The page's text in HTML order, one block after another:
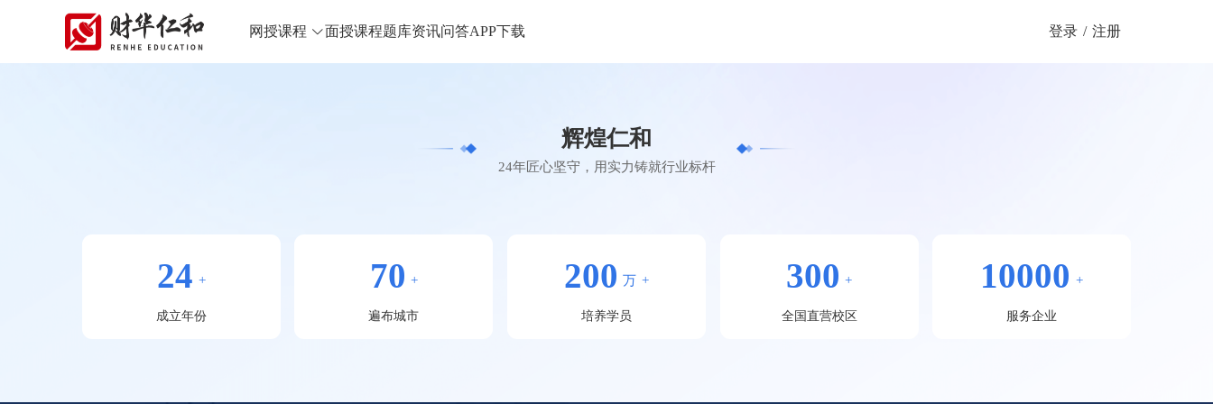
网授课程 面授课程题库资讯问答APP下载 登录 / 注册
辉煌仁和
24年匠心坚守，用实力铸就行业标杆
24 +
成立年份
70 +
遍布城市
200 万 +
培养学员
300 +
全国直营校区
10000 +
服务企业